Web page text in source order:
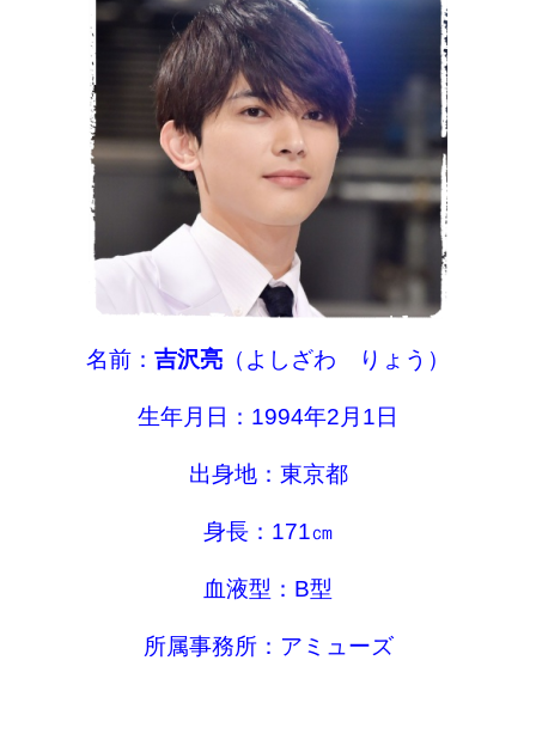
名前： 吉沢亮 （よしざわ りょう）
生年月日：1994年2月1日
出身地：東京都
身長：171㎝
血液型：B型
所属事務所：アミューズ